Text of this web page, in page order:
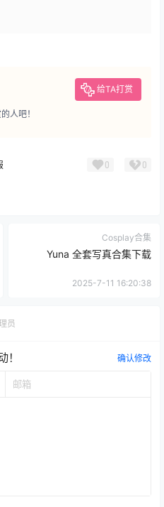
给TA打赏
人吧！
0 0
Cosplay合集
Yuna 全套写真合集下载
2025-7-11 16:20:38
员
确认修改